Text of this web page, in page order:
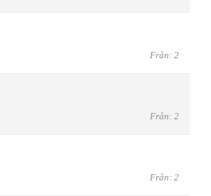
Från: 2
Från: 2
Från: 2